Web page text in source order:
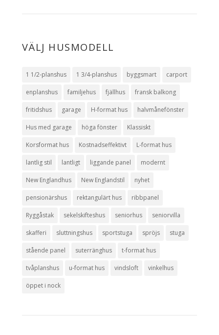
VÄLJ HUSMODELL
1 1/2-planshus 1 3/4-planshus byggsmart carport
enplanshus familjehus fjällhus fransk balkong
fritidshus garage H-format hus halvmånefönster
Hus med garage höga fönster Klassiskt
Korsformat hus Kostnadseffektivt L-format hus
lantlig stil lantligt liggande panel modernt
New Englandhus New Englandstil nyhet
pensionärshus rektangulärt hus ribbpanel
Ryggåstak sekelskifteshus seniorhus seniorvilla
skafferi sluttningshus sportstuga spröjs stuga
stående panel suterränghus t-format hus
tvåplanshus u-format hus vindsloft vinkelhus
öppet i nock